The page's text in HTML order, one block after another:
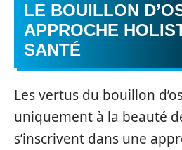
LE BOUILLON
APPROCHE
SANTÉ
Les vertus du bouillon
uniquement à la beauté
s’inscrivent dans une